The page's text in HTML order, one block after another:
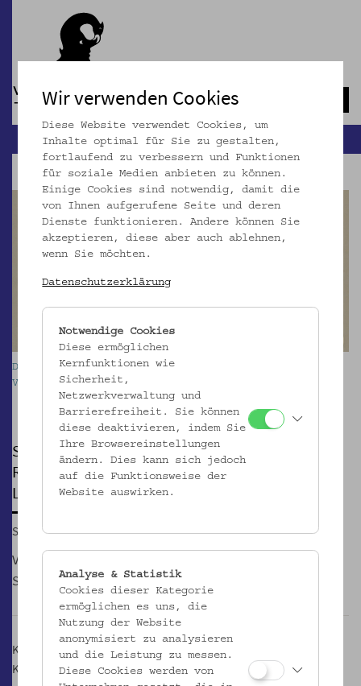
Pause
Das Forschungsprojekt Stadt-Land-Kind ©
Volkskundemuseum Wien
SONNTAGSFÜHRUNG
RETROPIA. Sprechen über Sehnsuchtsbilder vom
Land
So, 19.05.2019, 15:00
VermittlerInnen des Museums führen durch die aktuellen
Sonderausstellungen.
Kosten: Eintritt + € 4,- Führungstarif
Keine Anmeldung erforderlich
Wir verwenden Cookies
Diese Website verwendet Cookies, um
Inhalte optimal für Sie zu gestalten,
fortlaufend zu verbessern und Funktionen
für soziale Medien anbieten zu können.
Einige Cookies sind notwendig, damit die
von Ihnen aufgerufene Seite und deren
Dienste funktionieren. Andere können Sie
akzeptieren, diese aber auch ablehnen,
wenn Sie möchten.
Datenschutzerklärung
Notwendige Cookies
Diese ermöglichen
Kernfunktionen wie
Sicherheit,
Netzwerkverwaltung und
Barrierefreiheit. Sie können
diese deaktivieren, indem Sie
Ihre Browsereinstellungen
ändern. Dies kann sich jedoch
auf die Funktionsweise der
Website auswirken.
Analyse & Statistik
Cookies dieser Kategorie
ermöglichen es uns, die
Nutzung der Website
anonymisiert zu analysieren
und die Leistung zu messen.
Diese Cookies werden von